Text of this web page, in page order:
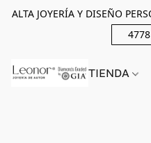
ALTA JOYERÍA Y DISEÑO
TIENDA